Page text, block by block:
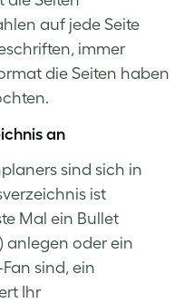
auf jede Seite
immer
die Seiten haben
an
sind sich in
ist
Mal ein Bullet
anlegen oder ein
sind, ein
Ihr